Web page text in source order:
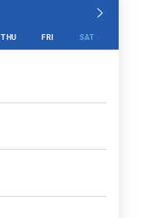
THU FRI SAT